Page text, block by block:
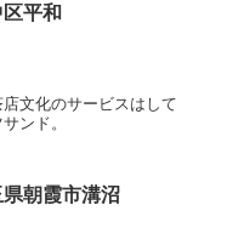
平和
文化のサービスはして
ンド。
朝霞市溝沼